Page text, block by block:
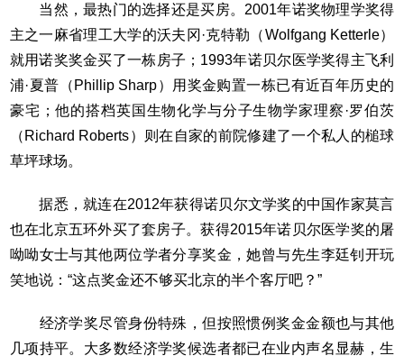
当然，最热门的选择还是买房。2001年诺奖物理学奖得
主之一麻省理工大学的沃夫冈·克特勒（Wolfgang Ketterle）
就用诺奖奖金买了一栋房子；1993年诺贝尔医学奖得主飞利
浦·夏普（Phillip Sharp）用奖金购置一栋已有近百年历史的
豪宅；他的搭档英国生物化学与分子生物学家理察·罗伯茨
（Richard Roberts）则在自家的前院修建了一个私人的槌球
草坪球场。
据悉，就连在2012年获得诺贝尔文学奖的中国作家莫言
也在北京五环外买了套房子。获得2015年诺贝尔医学奖的屠
呦呦女士与其他两位学者分享奖金，她曾与先生李廷钊开玩
笑地说：“这点奖金还不够买北京的半个客厅吧？”
经济学奖尽管身份特殊，但按照惯例奖金金额也与其他
几项持平。大多数经济学奖候选者都已在业内声名显赫，生